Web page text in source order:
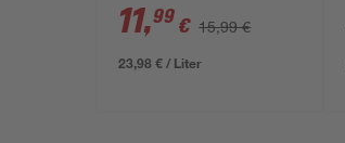
500 ml
11,99 € 15,99 €
23,98 € / Liter